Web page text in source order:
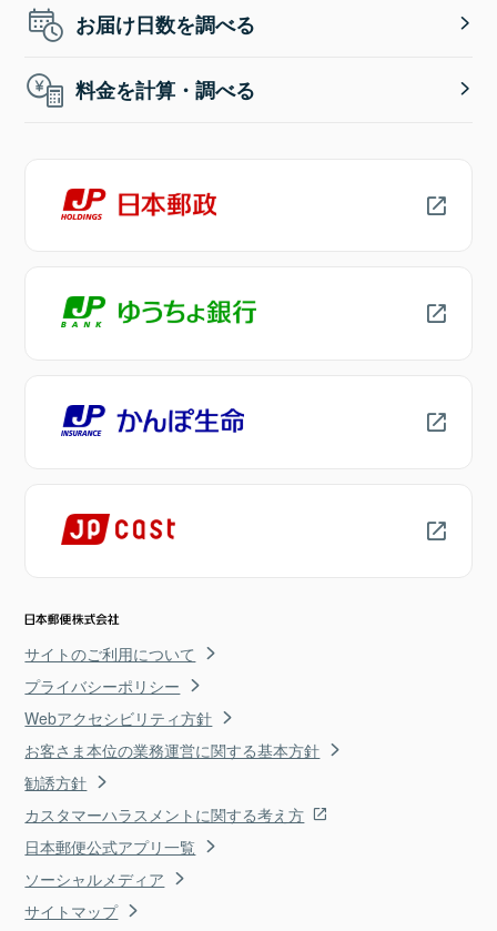
お届け日数を調べる
料金を計算・調べる
サイトのご利用について
プライバシーポリシー
Webアクセシビリティ方針
お客さま本位の業務運営に関する基本方針
勧誘方針
カスタマーハラスメントに関する考え方
日本郵便公式アプリ一覧
ソーシャルメディア
サイトマップ